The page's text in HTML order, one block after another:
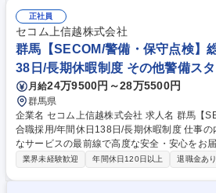
事！】1：高難易度国家資格を充実のサポート
士、冷凍機械責任者、危険物取扱者、ボイラ
ラントの安定稼働は今後も必要不可欠で、専
です！ 3：社会の役に立つ仕事（あなたの仕
す！） ★屋内業務が9割になります！ 募集職種 【東北/未経験から目指す
設備管理職】充実の研修体制！面接1回/無期雇
正社員
セコム上信越株式会社
群馬【SECOM/警備・保守点検】
38日/長期休暇制度 その他警備ス
月給24万9500円～28万5500円
群馬県
企業名 セコム上信越株式会社 求人名 群馬【SECOM/警備・保守点検】総
合職採用/年間休日138日/長期休暇制度 仕事の内容 セコムグループの様々
なサービスの最前線で高度な安全・安心をお
事です。4泊5日の研修や3ヵ月間は先輩社員
センサーが異常をキャッチした場合、車両で
業界未経験歓迎 年間休日120日以上 退職金あり